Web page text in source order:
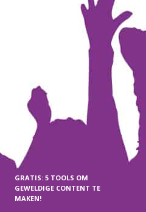
GRATIS: 5 TOOLS OM
GEWELDIGE CONTENT TE
MAKEN!